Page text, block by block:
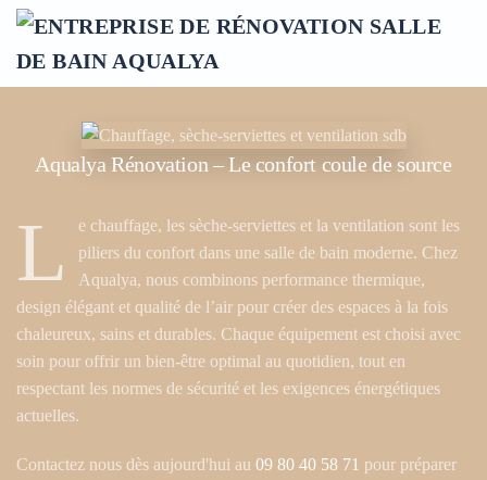
Accéder au contenu principal
Aqualya Rénovation – Le confort coule de source
L
e chauffage, les sèche-serviettes et la ventilation sont les
piliers du confort dans une salle de bain moderne. Chez
Aqualya, nous combinons performance thermique,
design élégant et qualité de l’air pour créer des espaces à la fois
chaleureux, sains et durables. Chaque équipement est choisi avec
soin pour offrir un bien-être optimal au quotidien, tout en
respectant les normes de sécurité et les exigences énergétiques
actuelles.
Contactez nous dès aujourd'hui au 09 80 40 58 71 pour préparer